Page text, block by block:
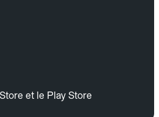
et le Play Store